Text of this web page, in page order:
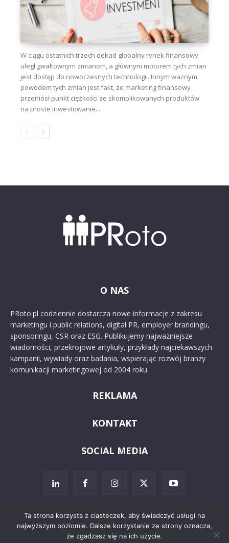
W ciągu ostatnich trzech dekad globalny rynek finansowy
uległ gwałtownym zmianom, a głównym motorem tych zmian
jest dostęp do nowoczesnych technologii. Innym ważnym
powodem tych zmian jest fakt, że marketing finansowy
przeniósł punkt ciężkości ze skomplikowanych produktów
na proste inwestowanie...
O NAS
PRoto.pl codziennie dostarcza nowe informacje z zakresu
marketingu i public relations, digital PR, employer brandingu,
sponsoringu, CSR oraz ESG. Publikujemy najważniejsze
wiadomości, przekrojowe artykuły, przykłady najciekawszych
kampanii, wywiady oraz badania, wspierając rozwój branży
komunikacji marketingowej od 2004 roku.
REKLAMA
KONTAKT
SOCIAL MEDIA
Ta strona korzysta z ciasteczek, aby świadczyć usługi na
najwyższym poziomie. Dalsze korzystanie ze strony oznacza,
że zgadzasz się na ich użycie.